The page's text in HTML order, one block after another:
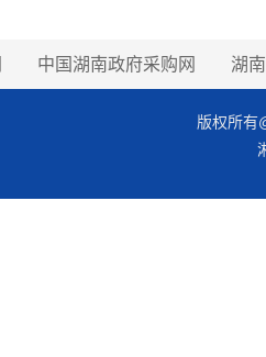
中国湖南政府采购网 湖
版权所有